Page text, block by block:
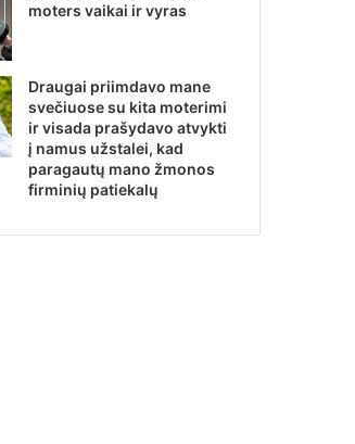
moters vaikai ir vyras
Draugai priimdavo mane
svečiuose su kita moterimi
ir visada prašydavo atvykti
į namus užstalei, kad
paragautų mano žmonos
firminių patiekalų